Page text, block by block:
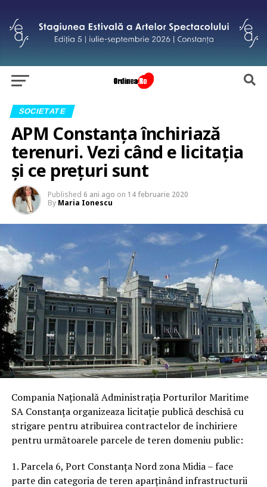
SOCIETATE
APM Constanța închiriază
terenuri. Vezi când e licitația
și ce prețuri sunt
Published 6 ani ago on 14 februarie 2020
By Maria Ionescu
Compania Națională Administrația Porturilor Maritime
SA Constanța organizeaza licitație publică deschisă cu
strigare pentru atribuirea contractelor de închiriere
pentru următoarele parcele de teren domeniu public:
1. Parcela 6, Port Constanța Nord zona Midia – face
parte din categoria de teren aparținând infrastructurii